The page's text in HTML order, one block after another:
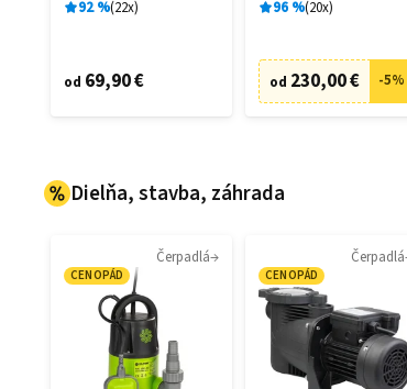
Extra remienok
92% 22x
od 69,90 €
Awesome Black
96 % 20x
od 230,00 € -5%
Dielňa, stavba, záhrada
Čerpadlá
CENOPÁD
Čerpadlá
CENOPÁD